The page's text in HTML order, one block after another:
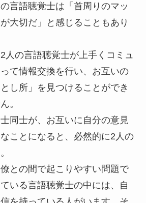
言語聴覚士は「首周りのマッ
大切だ」と感じることもあり
人の言語聴覚士が上手くコミュ
て情報交換を行い、お互いの
し所」を見つけることができ
。
同士が、お互いに自分の意見
ことになると、必然的に2人の
との間で起こりやすい問題で
いる言語聴覚士の中には、自